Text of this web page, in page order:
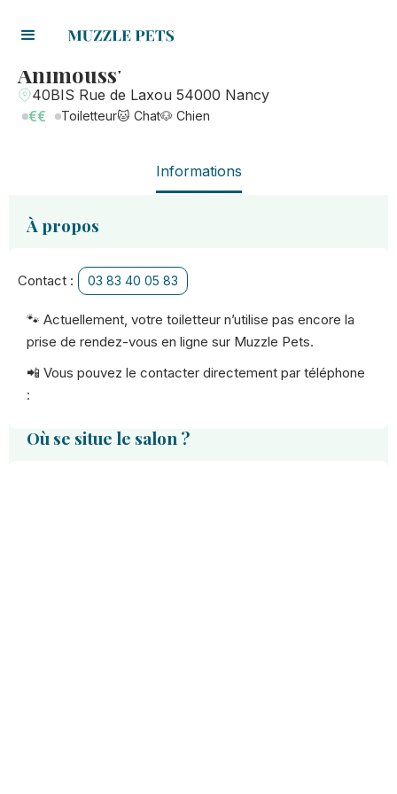
Animouss'
40BIS Rue de Laxou 54000 Nancy
€€ Toiletteur🐱 Chat🐶 Chien
Informations
À propos
Contact : 03 83 40 05 83
🐾 Actuellement, votre toiletteur n’utilise pas encore la
prise de rendez-vous en ligne sur Muzzle Pets.
📲 Vous pouvez le contacter directement par téléphone
:
Où se situe le salon ?